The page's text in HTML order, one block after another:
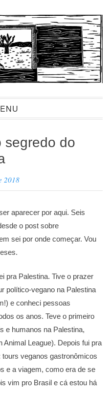
segredo do
2018
aparecer por aqui. Seis
o post sobre
sei por onde começar. Vou
pra Palestina. Tive o prazer
político-vegano na Palestina
e conheci pessoas
os anos. Teve o primeiro
e humanos na Palestina,
Animal League). Depois fui pra
veganos gastronômicos
e a viagem, como era de se
vim pro Brasil e cá estou há